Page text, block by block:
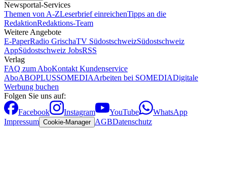
Newsportal-Services
Themen von A-ZLeserbrief einreichenTipps an die
RedaktionRedaktions-Team
Weitere Angebote
E-PaperRadio GrischaTV SüdostschweizSüdostschweiz
AppSüdostschweiz JobsRSS
Verlag
FAQ zum AboKontakt Kundenservice
AboABOPLUSSOMEDIAArbeiten bei SOMEDIADigitale
Werbung buchen
Folgen Sie uns auf:
Facebook
Instagram YouTube
WhatsApp
Impressum Cookie-Manager AGBDatenschutz